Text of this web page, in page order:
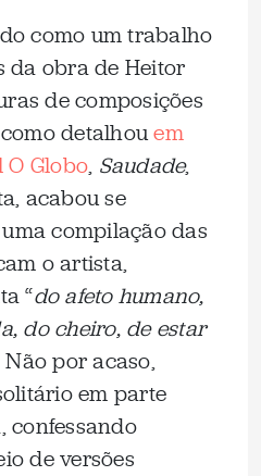
como um trabalho
da obra de Heitor
de composições
detalhouem
Globo, Saudade,
acabou se
compilação das
o artista,
“do afeto humano,
do cheiro, de estar
Não por acaso,
em parte
confessando
de versões